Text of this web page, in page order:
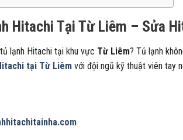
Hitachi Tại Từ Liêm – Sửa
lạnh Hitachi tại khu vực Từ Liêm? Tủ lạnh
tại Từ Liêm với đội ngũ kỹ thuật viên tay